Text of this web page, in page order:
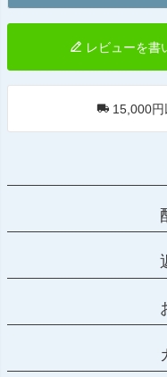
レビューを書
15,000